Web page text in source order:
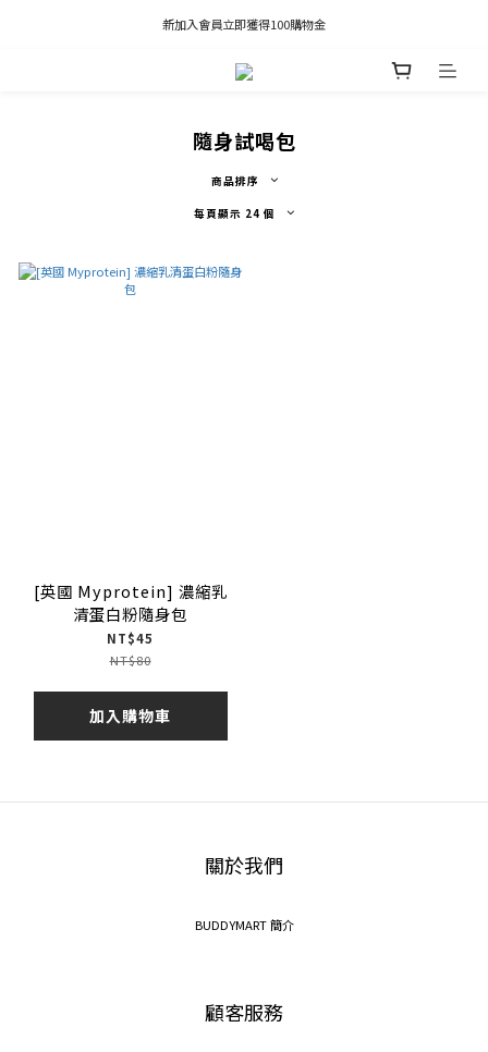
凡推薦新客加入會員，推薦人享有獎勵購物金80元；新客享有新客購物金50元。
新加入會員立即獲得100購物金
凡推薦新客加入會員，推薦人享有獎勵購物金80元；新客享有新客購物金50元。
隨身試喝包
商品排序
每頁顯示 24 個
[英國 Myprotein] 濃縮乳
清蛋白粉隨身包
NT$45
NT$80
加入購物車
關於我們
BUDDYMART 簡介
顧客服務